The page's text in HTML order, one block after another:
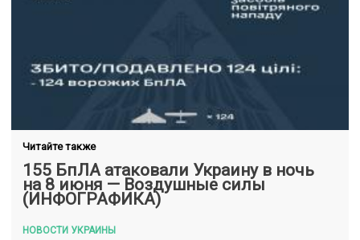
Читайте также
155 БпЛА атаковали Украину в ночь
на 8 июня — Воздушные силы
(ИНФОГРАФИКА)
НОВОСТИ УКРАИНЫ